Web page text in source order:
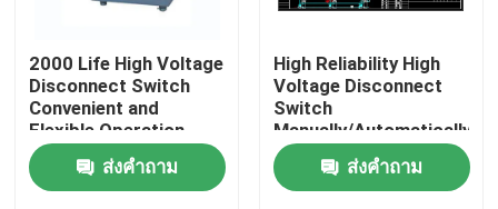
ควบคุมคุณภาพ
ติดต่อเรา
ขอใบเสนอราคา
2000 Life High Voltage
Disconnect Switch
Convenient and
Flexible Operation
ส่งคำถาม
High Reliability High
Voltage Disconnect
Switch
Manually/Automatically
Operated 3 Units for 1
Set EXW Trade Terms
ส่งคำถาม